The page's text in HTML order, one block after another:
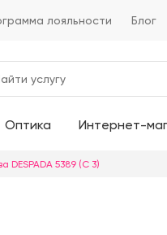
лояльности Блог
Оптика Интернет-
DESPADA 5389 (C 3)